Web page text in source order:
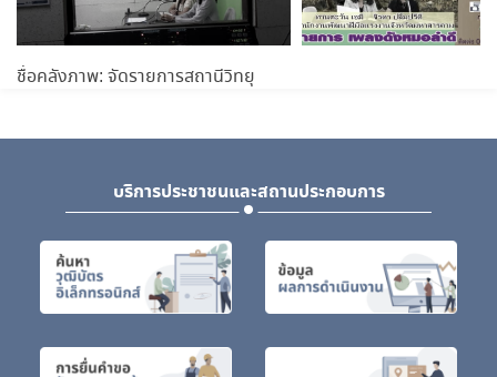
ชื่อคลังภาพ: จัดรายการสถานีวิทยุ
บริการประชาชนและสถานประกอบการ